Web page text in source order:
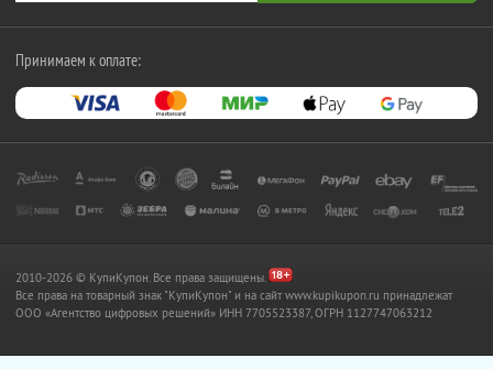
Принимаем к оплате:
2010-2026 © КупиКупон. Все права защищены.
Все права на товарный знак "КупиКупон" и на сайт www.kupikupon.ru принадлежат
OOO «Агентство цифровых решений» ИНН 7705523387, ОГРН 1127747063212